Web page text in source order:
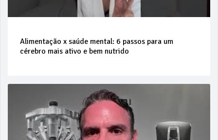
Alimentação x saúde mental: 6 passos para um
cérebro mais ativo e bem nutrido